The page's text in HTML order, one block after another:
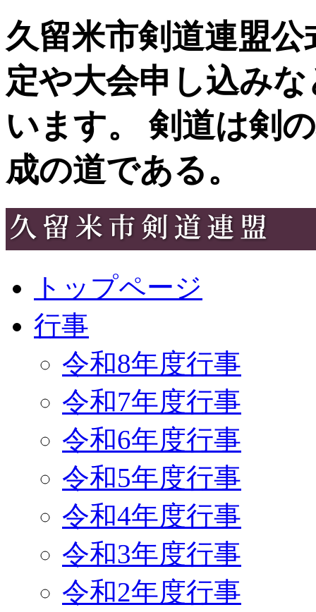
久留米市剣道連盟
定や大会申し込み
います。 剣道は剣
成の道である。
トップページ
行事
令和8年度行事
令和7年度行事
令和6年度行事
令和5年度行事
令和4年度行事
令和3年度行事
令和2年度行事